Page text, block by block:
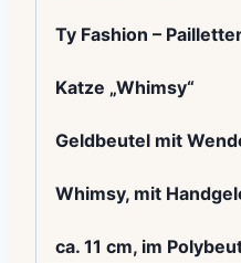
Ty Fashion –
Katze „Whimsy“
Geldbeutel mit
Whimsy, mit
ca. 11 cm, im